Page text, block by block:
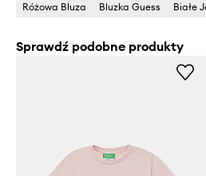
Różowa Bluza
Bluzka Guess Białe
Sprawdź podobne produkty